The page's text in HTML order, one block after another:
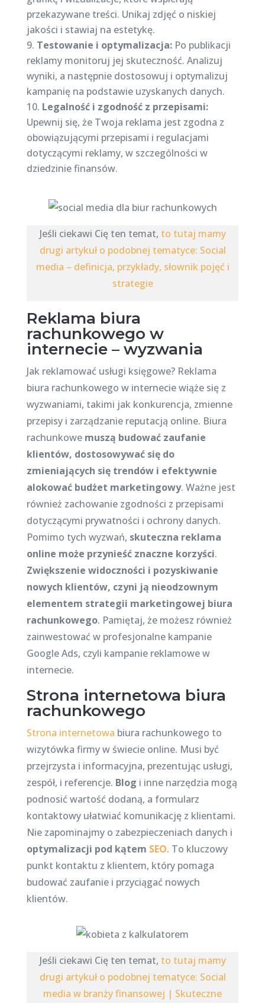
przekazywane treści. Unikaj zdjęć o niskiej
jakości i stawiaj na estetykę.
Testowanie i optymalizacja:Po publikacji
reklamy monitoruj jej skuteczność. Analizuj
wyniki, a następnie dostosowuj i optymalizuj
kampanię na podstawie uzyskanych danych.
Legalność i zgodność z przepisami:
Upewnij się, że Twoja reklama jest zgodna z
obowiązującymi przepisami i regulacjami
dotyczącymi reklamy, w szczególności w
dziedzinie finansów.
Jeśli ciekawi Cię ten temat, to tutaj mamy
drugi artykuł o podobnej tematyce: Social
media – definicja, przykłady, słownik pojęć i
strategie
Reklama biura
rachunkowego w
internecie – wyzwania
Jak reklamować usługi księgowe? Reklama
biura rachunkowego w internecie wiąże się z
wyzwaniami, takimi jak konkurencja, zmienne
przepisy i zarządzanie reputacją online. Biura
rachunkowe muszą budować zaufanie
klientów, dostosowywać się do
zmieniających się trendów i efektywnie
alokować budżet marketingowy. Ważne jest
również zachowanie zgodności z przepisami
dotyczącymi prywatności i ochrony danych.
Pomimo tych wyzwań, skuteczna reklama
online może przynieść znaczne korzyści.
Zwiększenie widoczności i pozyskiwanie
nowych klientów, czyni ją nieodzownym
elementem strategii marketingowej biura
rachunkowego. Pamiętaj, że możesz również
zainwestować w profesjonalne kampanie
Google Ads, czyli kampanie reklamowe w
internecie.
Strona internetowa biura
rachunkowego
Strona internetowa biura rachunkowego to
wizytówka firmy w świecie online. Musi być
przejrzysta i informacyjna, prezentując usługi,
zespół, i referencje. Blog i inne narzędzia mogą
podnosić wartość dodaną, a formularz
kontaktowy ułatwiać komunikację z klientami.
Nie zapominajmy o zabezpieczeniach danych i
optymalizacji pod kątem SEO. To kluczowy
punkt kontaktu z klientem, który pomaga
budować zaufanie i przyciągać nowych
klientów.
Jeśli ciekawi Cię ten temat, to tutaj mamy
drugi artykuł o podobnej tematyce: Social
media w branży finansowej | Skuteczne